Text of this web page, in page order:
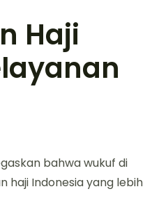
Haji
bahwa wukuf di
haji Indonesia yang lebih